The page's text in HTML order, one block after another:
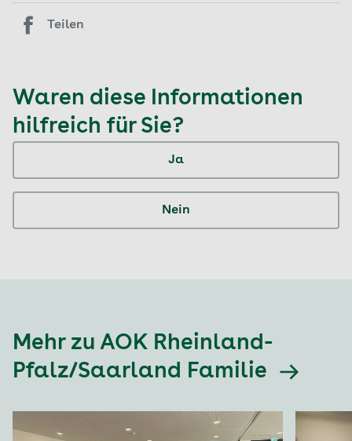
Teilen
Waren diese Informationen
hilfreich für Sie?
Ja
Nein
Mehr zu AOK Rheinland-
Pfalz/Saarland Familie